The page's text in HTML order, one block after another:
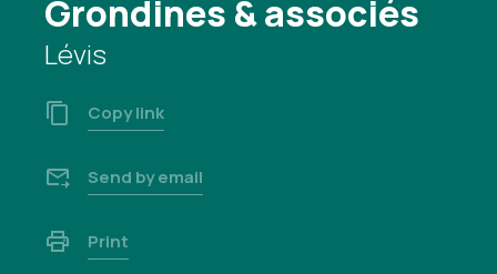
Grondines & associés
Lévis
Copy link
Send by email
Print